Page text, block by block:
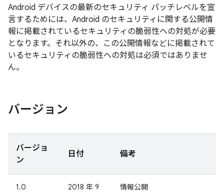
Android デバイスの最新のセキュリティ パッチレベルを宣
言するためには、Android のセキュリティに関する公開情
報に掲載されているセキュリティの脆弱性への対処が必要
となります。それ以外の、この公開情報などに掲載されて
いるセキュリティの脆弱性への対処は必須ではありませ
ん。
バージョン
バージョ
ン
日付 備考
1.0
2018 年 9
情報公開